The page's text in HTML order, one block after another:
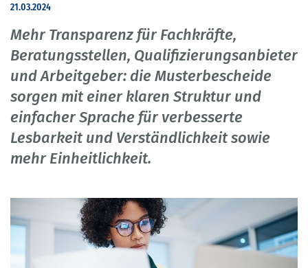
21.03.2024
Mehr Transparenz für Fachkräfte,
Beratungsstellen, Qualifizierungsanbieter
und Arbeitgeber: die Musterbescheide
sorgen mit einer klaren Struktur und
einfacher Sprache für verbesserte
Lesbarkeit und Verständlichkeit sowie
mehr Einheitlichkeit.